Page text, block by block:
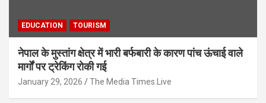
EDUCATION TOURISM
नेपाल के मुस्तांग क्षेत्र में भारी बर्फबारी के कारण पांच ऊंचाई वाले
मार्गों पर ट्रेकिंग रोकी गई
January 29, 2026 The Media Times.Live